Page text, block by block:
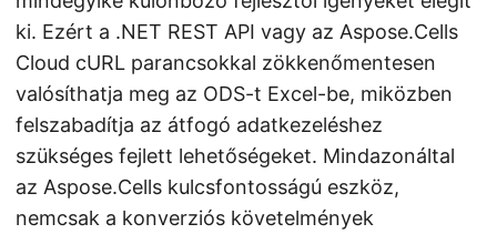
ki. Ezért a .NET REST API vagy az Aspose.Cells
Cloud cURL parancsokkal zökkenőmentesen
valósíthatja meg az ODS-t Excel-be, miközben
felszabadítja az átfogó adatkezeléshez
szükséges fejlett lehetőségeket. Mindazonáltal
az Aspose.Cells kulcsfontosságú eszköz,
nemcsak a konverziós követelmények